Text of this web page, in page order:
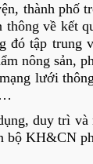
thành phố
về kết
đó tập trung
nông sản,
lưới
duy trì và
bộ KH&CN